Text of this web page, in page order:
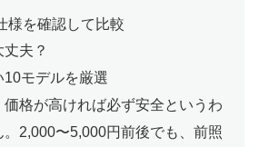
様を確認して比較
夫？
モデルを厳選
価格が高ければ必ず安全というわ
2,000〜5,000円前後でも、前照